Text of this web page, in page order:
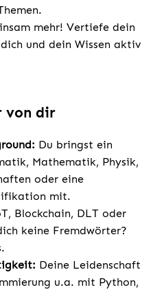
mehr! Vertiefe dein
und dein Wissen aktiv
von dir
Du bringst ein
Mathematik, Physik,
oder eine
mit.
Blockchain, DLT oder
keine Fremdwörter?
Deine Leidenschaft
u.a. mit Python,